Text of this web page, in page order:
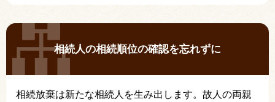
相続人の相続順位の確認を忘れずに
相続放棄は新たな相続人を生み出します。故人の両親